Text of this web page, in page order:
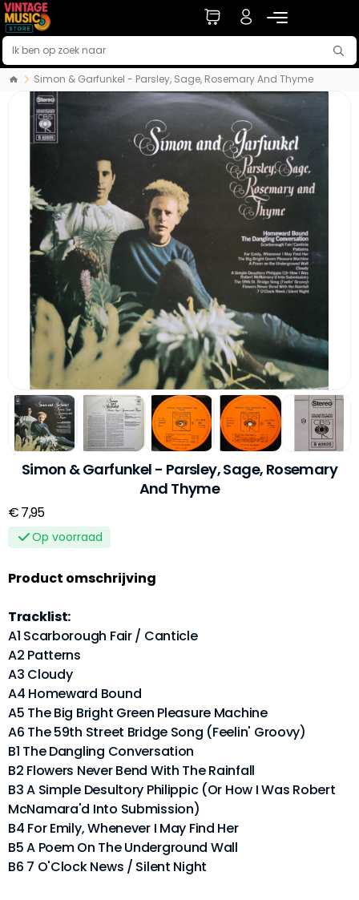
Simon & Garfunkel - Parsley, Sage, Rosemary And Thyme
Simon & Garfunkel - Parsley, Sage, Rosemary
And Thyme
€ 7,95
Op voorraad
Product omschrijving
Tracklist:
A1 Scarborough Fair / Canticle
A2 Patterns
A3 Cloudy
A4 Homeward Bound
A5 The Big Bright Green Pleasure Machine
A6 The 59th Street Bridge Song (Feelin' Groovy)
B1 The Dangling Conversation
B2 Flowers Never Bend With The Rainfall
B3 A Simple Desultory Philippic (Or How I Was Robert
McNamara'd Into Submission)
B4 For Emily, Whenever I May Find Her
B5 A Poem On The Underground Wall
B6 7 O'Clock News / Silent Night